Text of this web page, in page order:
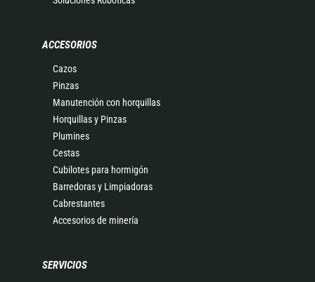
ACCESORIOS
Cazos
Pinzas
Manutención con horquillas
Horquillas y Pinzas
Plumines
Cestas
Cubilotes para hormigón
Barredoras y Limpiadoras
Cabrestantes
Accesorios de minería
SERVICIOS